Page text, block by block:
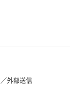
外部送信